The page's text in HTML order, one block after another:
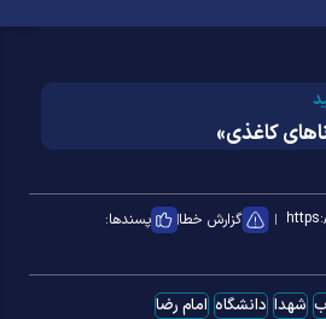
کاغذی»
گزارش خطا
پسندها:
شهدا دانشگاه امام رضا